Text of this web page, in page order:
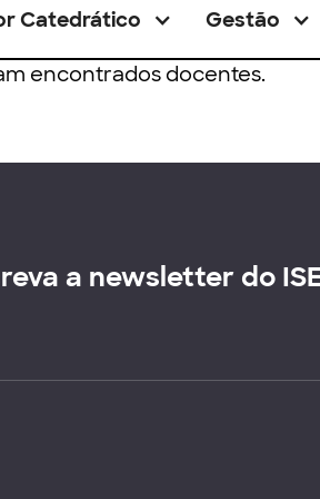
Catedrático Gestão
encontrados docentes.
a newsletter do